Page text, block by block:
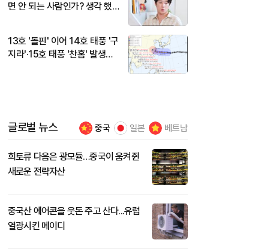
면 안 되는 사람인가? 생각 했
13호 '돌핀' 이어 14호 태풍 '구
지라'·15호 태풍 '찬홈' 발생…
글로벌 뉴스 중국 일본 베트남
희토류 다음은 광모듈…중국이 움켜쥔
새로운 전략자산
중국산 에어콘을 웃돈 주고 산다...유럽
열광시킨 메이디